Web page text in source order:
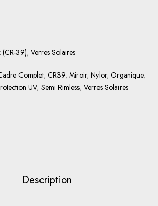
(CR-39), Verres Solaires
Complet, CR39, Miroir, Nylor, Organique,
UV, Semi Rimless, Verres Solaires
Description